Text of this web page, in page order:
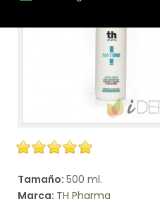
Tamaño: 500 ml.
Marca: TH Pharma